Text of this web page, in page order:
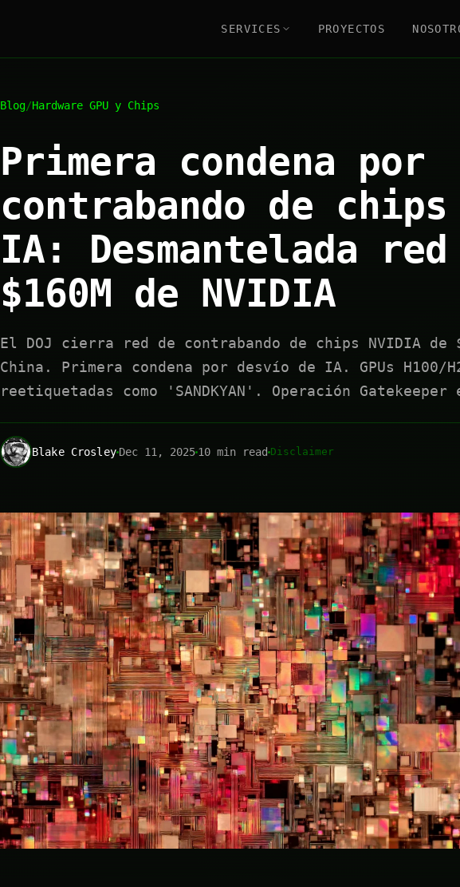
SERVICES PROYECTOS
Blog/Hardware GPU y Chips
Primera condena por
contrabando de chips
IA: Desmantelada red
$160M de NVIDIA
El DOJ cierra red de contrabando de chips NVIDIA de
China. Primera condena por desvío de IA. GPUs H100/
reetiquetadas como 'SANDKYAN'. Operación Gatekeeper
Blake CrosleyDec 11, 202510 min read Disclaimer